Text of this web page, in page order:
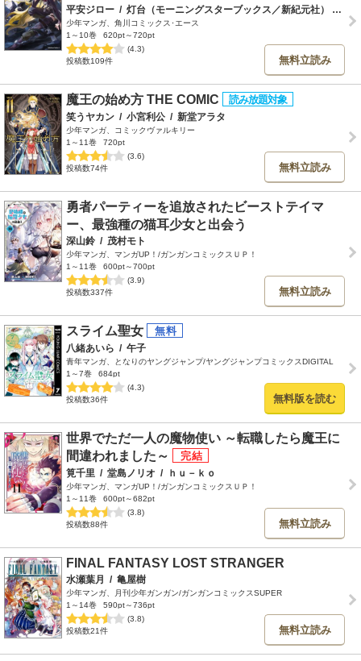
平安ジロー / 灯台（モーニングスターブックス／新紀元社） / お
少年マンガ、角川コミックス･エース
1～10巻
620pt～720pt
(4.3)
投稿数109件
無料立読み
魔王の始め方 THE COMIC
笑うヤカン / 小宮利公 / 新堂アラタ
少年マンガ、コミックヴァルキリー
1～11巻
720pt
(3.6)
投稿数74件
無料立読み
勇者パーティーを追放されたビーストテイマ
ー、最強種の猫耳少女と出会う
深山鈴 / 茂村モト
少年マンガ、マンガUP！/ガンガンコミックスＵＰ！
1～11巻
600pt～700pt
(3.9)
投稿数337件
無料立読み
スライム聖女
八緒あいら / 午子
青年マンガ、となりのヤングジャンプ/ヤングジャンプコミックスDIGITAL
1～7巻
684pt
(4.3)
投稿数36件
無料版を読む
世界でただ一人の魔物使い ～転職したら魔王に
間違われました～
筧千里 / 堂島ノリオ / ｈｕ－ｋｏ
少年マンガ、マンガUP！/ガンガンコミックスＵＰ！
1～11巻
600pt～682pt
(3.8)
投稿数88件
無料立読み
FINAL FANTASY LOST STRANGER
水瀬葉月 / 亀屋樹
少年マンガ、月刊少年ガンガン/ガンガンコミックスSUPER
1～14巻
590pt～736pt
(3.8)
投稿数21件
無料立読み